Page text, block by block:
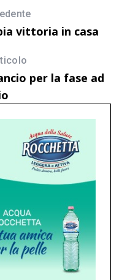
vittoria in casa
per la fase ad